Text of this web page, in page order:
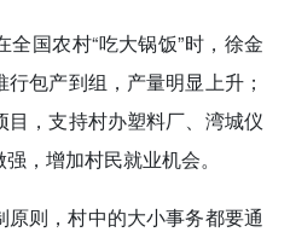
国农村“吃大锅饭”时，徐金
包产到组，产量明显上升；
，支持村办塑料厂、湾城仪
，增加村民就业机会。
则，村中的大小事务都要通